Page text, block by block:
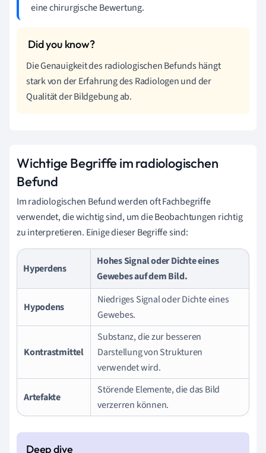
eine chirurgische Bewertung.
Die Genauigkeit des radiologischen Befunds hängt
stark von der Erfahrung des Radiologen und der
Qualität der Bildgebung ab.
Wichtige Begriffe im radiologischen
Befund
Im radiologischen Befund werden oft Fachbegriffe
verwendet, die wichtig sind, um die Beobachtungen richtig
zu interpretieren. Einige dieser Begriffe sind:
Hyperdens
Hohes Signal oder Dichte eines
Gewebes auf dem Bild.
Hypodens
Niedriges Signal oder Dichte eines
Gewebes.
Kontrastmittel
Substanz, die zur besseren
Darstellung von Strukturen
verwendet wird.
Artefakte
Störende Elemente, die das Bild
verzerren können.